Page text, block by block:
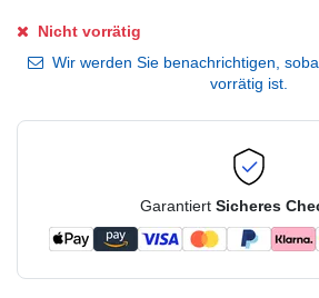
Nicht vorrätig
Wir werden Sie benachrichtigen,
vorrätig ist.
Garantiert Sicheres